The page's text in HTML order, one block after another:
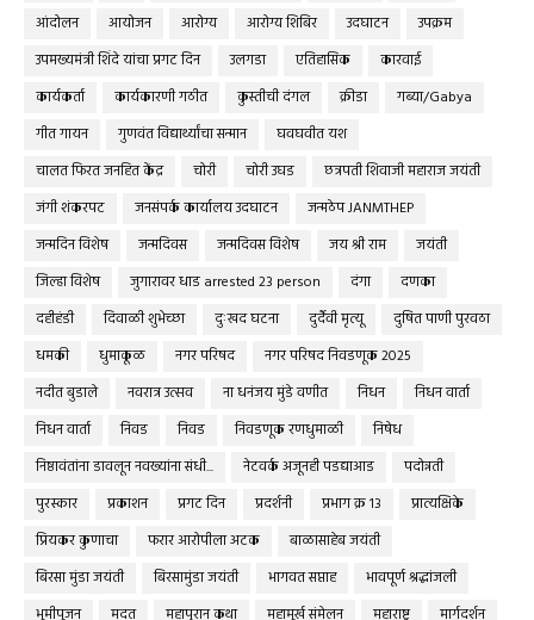
आंदोलन
आयोजन आरोग्य आरोग्य शिबिर उदघाटन
उपक्रम
उपमख्यमंत्री शिंदे यांचा प्रगट दिन
उलगडा एतिहासिक
कारवाई
कार्यकर्ता
कार्यकारणी गठीत कुस्तीची दंगल क्रीडा
गब्या/Gabya
गीत गायन
गुणवंत विद्यार्थ्यांचा सन्मान
घवघवीत यश
चालत फिरत जनहित केंद्र
चोरी चोरी उघड
छत्रपती शिवाजी महाराज जयंती
जंगी शंकरपट
जनसंपर्क कार्यालय उदघाटन
जन्मठेप JANMTHEP
जन्मदिन विशेष
जन्मदिवस जन्मदिवस विशेष जय श्री राम
जयंती
जिल्हा विशेष
जुगारावर धाड arrested 23 person दंगा
दणका
दहीहंडी
दिवाळी शुभेच्छा दुःखद घटना दुर्दैवी मृत्यू
दुषित पाणी पुरवठा
धमकी
धुमाकूळ नगर परिषद
नगर परिषद निवडणूक 2025
नदीत बुडाले
नवरात्र उत्सव ना धनंजय मुंडे वणीत निधन
निधन वार्ता
निधन वार्ता
निवड निवड निवडणूक रणधुमाळी
निषेध
निष्ठावंतांना डावलून नवख्यांना संधी...
नेटवर्क अजूनही पडद्याआड
पदोन्नती
पुरस्कार
प्रकाशन प्रगट दिन प्रदर्शनी प्रभाग क्र १३
प्रात्यक्षिके
प्रियकर कुणाचा
फरार आरोपीला अटक
बाळासाहेब जयंती
बिरसा मुंडा जयंती
बिरसामुंडा जयंती भागवत सप्ताह
भावपूर्ण श्रद्धांजली
भूमीपूजन
मदत महापुरान कथा महामूर्ख संमेलन महाराष्ट्र
मार्गदर्शन